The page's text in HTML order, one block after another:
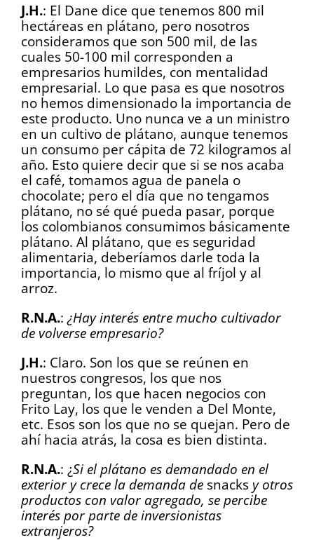
J.H.: El Dane dice que tenemos 800 mil
hectáreas en plátano, pero nosotros
consideramos que son 500 mil, de las
cuales 50-100 mil corresponden a
empresarios humildes, con mentalidad
empresarial. Lo que pasa es que nosotros
no hemos dimensionado la importancia de
este producto. Uno nunca ve a un ministro
en un cultivo de plátano, aunque tenemos
un consumo per cápita de 72 kilogramos al
año. Esto quiere decir que si se nos acaba
el café, tomamos agua de panela o
chocolate; pero el día que no tengamos
plátano, no sé qué pueda pasar, porque
los colombianos consumimos básicamente
plátano. Al plátano, que es seguridad
alimentaria, deberíamos darle toda la
importancia, lo mismo que al fríjol y al
arroz.
R.N.A.: ¿Hay interés entre mucho cultivador
de volverse empresario?
J.H.: Claro. Son los que se reúnen en
nuestros congresos, los que nos
preguntan, los que hacen negocios con
Frito Lay, los que le venden a Del Monte,
etc. Esos son los que no se quejan. Pero de
ahí hacia atrás, la cosa es bien distinta.
R.N.A.: ¿Si el plátano es demandado en el
exterior y crece la demanda de snacks y otros
productos con valor agregado, se percibe
interés por parte de inversionistas
extranjeros?